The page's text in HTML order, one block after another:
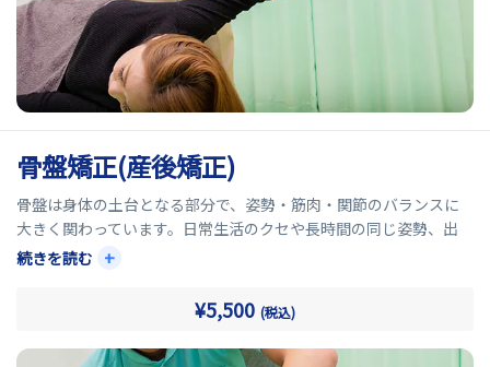
骨盤矯正(産後矯正)
骨盤は身体の土台となる部分で、姿勢・筋肉・関節のバランスに
大きく関わっています。日常生活のクセや長時間の同じ姿勢、出
産、運動不足などによって骨盤が歪むと、身体へさまざまな負担が
当院の骨盤矯正では、身体の状態を確認しながら骨盤を矯正し整
続きを読む +
¥5,500 (税込)